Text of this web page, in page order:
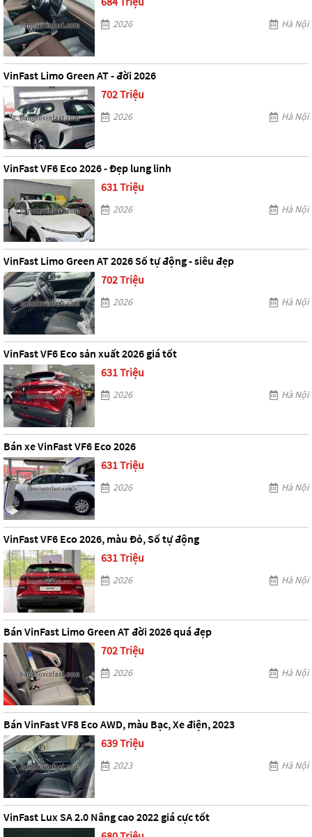
2026 Hà Nội
VinFast Limo Green AT - đời 2026
702 Triệu
2026 Hà Nội
VinFast VF6 Eco 2026 - Đẹp lung linh
631 Triệu
2026 Hà Nội
VinFast Limo Green AT 2026 Số tự động - siêu đẹp
702 Triệu
2026 Hà Nội
VinFast VF6 Eco sản xuất 2026 giá tốt
631 Triệu
2026 Hà Nội
Bán xe VinFast VF6 Eco 2026
631 Triệu
2026 Hà Nội
VinFast VF6 Eco 2026, màu Đỏ, Số tự động
631 Triệu
2026 Hà Nội
Bán VinFast Limo Green AT đời 2026 quá đẹp
702 Triệu
2026 Hà Nội
Bán VinFast VF8 Eco AWD, màu Bạc, Xe điện, 2023
639 Triệu
2023 Hà Nội
VinFast Lux SA 2.0 Nâng cao 2022 giá cực tốt